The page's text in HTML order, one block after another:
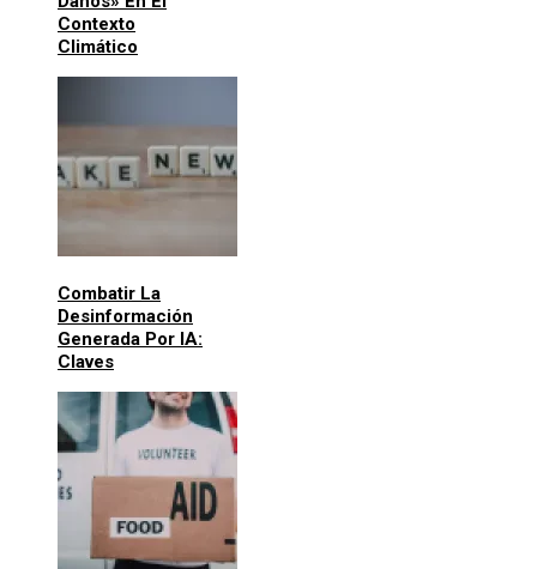
Contexto
Climático
Combatir La
Desinformación
Generada Por IA:
Claves